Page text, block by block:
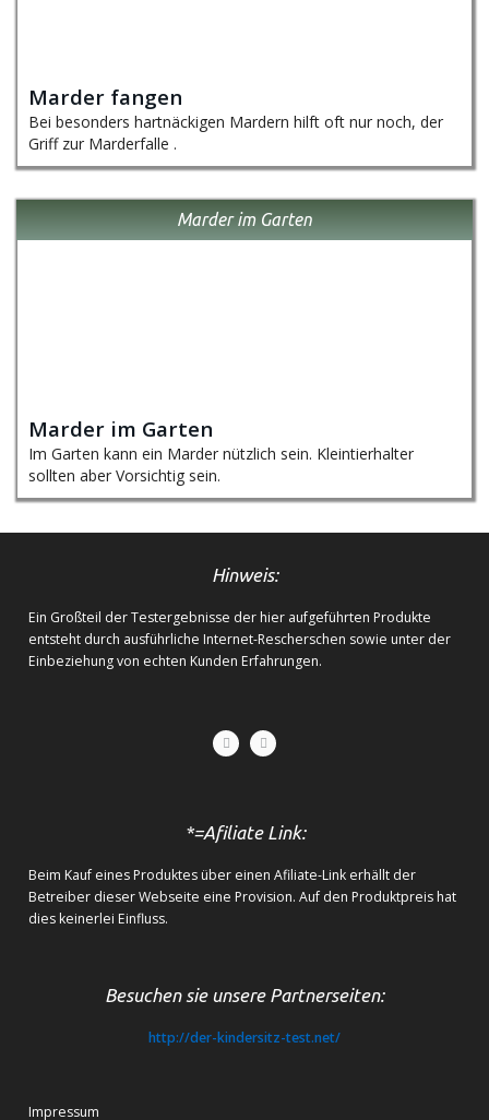
Marder fangen
Bei besonders hartnäckigen Mardern hilft oft nur noch, der
Griff zur Marderfalle .
Marder im Garten
Marder im Garten
Im Garten kann ein Marder nützlich sein. Kleintierhalter
sollten aber Vorsichtig sein.
Hinweis:
Ein Großteil der Testergebnisse der hier aufgeführten Produkte
entsteht durch ausführliche Internet-Rescherschen sowie unter der
Einbeziehung von echten Kunden Erfahrungen.
*=Afiliate Link:
Beim Kauf eines Produktes über einen Afiliate-Link erhällt der
Betreiber dieser Webseite eine Provision. Auf den Produktpreis hat
dies keinerlei Einfluss.
Besuchen sie unsere Partnerseiten:
http://der-kindersitz-test.net/
Impressum